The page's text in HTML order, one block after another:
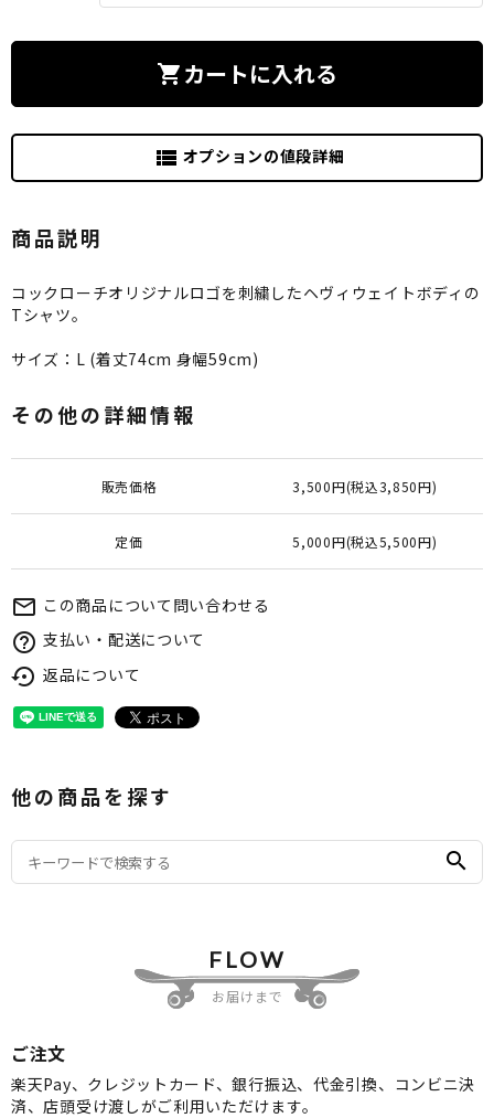
shopping_cart カートに入れる
view_list オプションの値段詳細
商品説明
コックローチオリジナルロゴを刺繍したヘヴィウェイトボディの
Tシャツ。
サイズ：L (着丈74cm 身幅59cm)
その他の詳細情報
販売価格 3,500円(税込3,850円)
定価 5,000円(税込5,500円)
mail_outline この商品について問い合わせる
help_outline 支払い・配送について
settings_backup_restore 返品について
他の商品を探す
search
FLOW
お届けまで
ご注文
楽天Pay、クレジットカード、銀行振込、代金引換、コンビニ決
済、店頭受け渡しがご利用いただけます。